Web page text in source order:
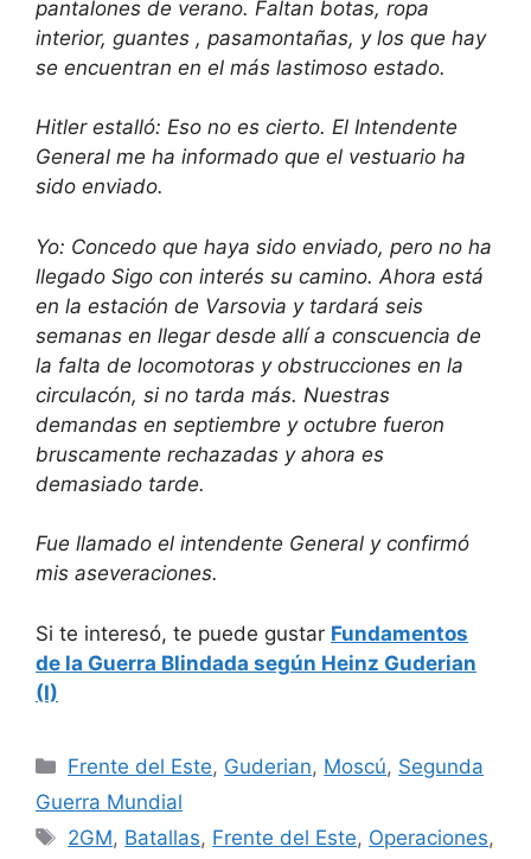
pantalones de verano. Faltan botas, ropa
interior, guantes , pasamontañas, y los que hay
se encuentran en el más lastimoso estado.
Hitler estalló: Eso no es cierto. El Intendente
General me ha informado que el vestuario ha
sido enviado.
Yo: Concedo que haya sido enviado, pero no ha
llegado Sigo con interés su camino. Ahora está
en la estación de Varsovia y tardará seis
semanas en llegar desde allí a conscuencia de
la falta de locomotoras y obstrucciones en la
circulacón, si no tarda más. Nuestras
demandas en septiembre y octubre fueron
bruscamente rechazadas y ahora es
demasiado tarde.
Fue llamado el intendente General y confirmó
mis aseveraciones.
Si te interesó, te puede gustar Fundamentos
de la Guerra Blindada según Heinz Guderian
(I)
Categorías
Frente del Este, Guderian, Moscú, Segunda
Guerra Mundial
Etiquetas
2GM, Batallas, Frente del Este, Operaciones,